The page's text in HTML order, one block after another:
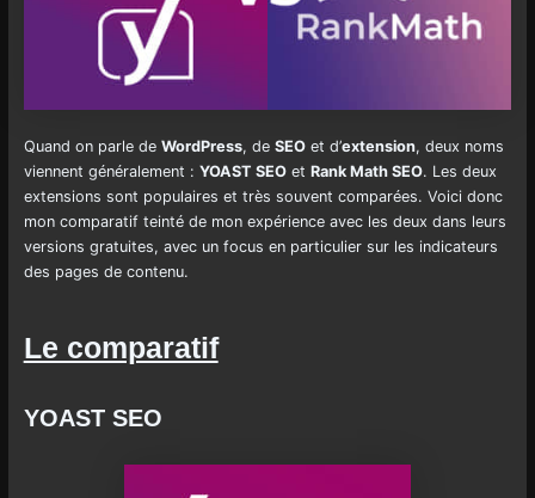
Quand on parle de WordPress, de SEOet d’extension, deux noms
viennent généralement : YOAST SEOet Rank Math SEO. Les deux
extensions sont populaires et très souvent comparées. Voici donc
mon comparatif teinté de mon expérience avec les deux dans leurs
versions gratuites, avec un focus en particulier sur les indicateurs
des pages de contenu.
Le comparatif
YOAST SEO